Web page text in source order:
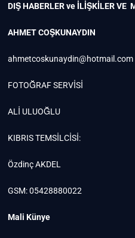
DIŞ HABERLER ve İLİŞKİLER VE
AHMET COŞKUNAYDIN
ahmetcoskunaydin@hotmail.com
FOTOĞRAF SERVİSİ
ALİ ULUOĞLU
KIBRIS TEMSİLCİSİ:
Özdinç AKDEL
GSM: 05428880022
Mali Künye